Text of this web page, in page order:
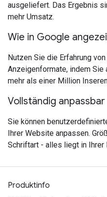
ausgeliefert. Das Ergebnis
mehr Umsatz.
Wie in Google
Nutzen Sie die Erfahrung
Anzeigenformate, indem
mehr als einer Million
Vollständig anpassbar
Sie können
Ihrer Website anpassen.
Schriftart - alles liegt in Ihrer
Produktinfo